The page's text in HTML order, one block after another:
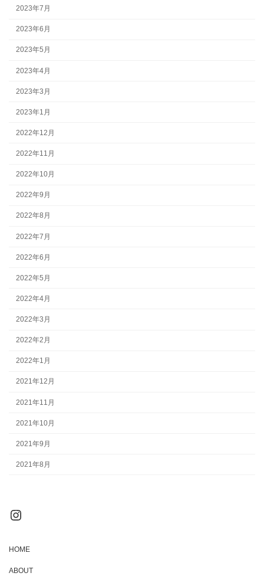
2023年7月
2023年6月
2023年5月
2023年4月
2023年3月
2023年1月
2022年12月
2022年11月
2022年10月
2022年9月
2022年8月
2022年7月
2022年6月
2022年5月
2022年4月
2022年3月
2022年2月
2022年1月
2021年12月
2021年11月
2021年10月
2021年9月
2021年8月
Instagram
HOME
ABOUT